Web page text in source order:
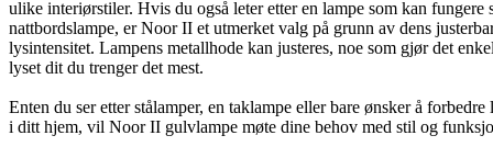
ulike interiørstiler. Hvis du også leter etter en lampe som kan fungere
nattbordslampe, er Noor II et utmerket valg på grunn av dens
lysintensitet. Lampens metallhode kan justeres, noe som gjør det
lyset dit du trenger det mest.
Enten du ser etter stålamper, en taklampe eller bare ønsker å forbedre
i ditt hjem, vil Noor II gulvlampe møte dine behov med stil og